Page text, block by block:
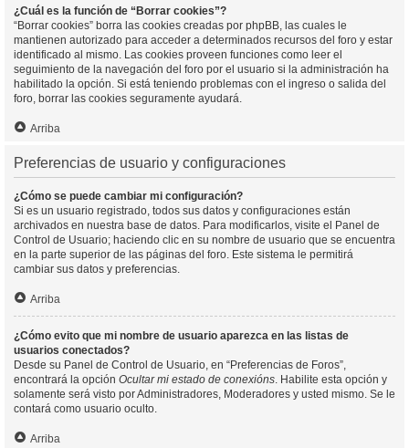
¿Cuál es la función de “Borrar cookies”?
“Borrar cookies” borra las cookies creadas por phpBB, las cuales le
mantienen autorizado para acceder a determinados recursos del foro y estar
identificado al mismo. Las cookies proveen funciones como leer el
seguimiento de la navegación del foro por el usuario si la administración ha
habilitado la opción. Si está teniendo problemas con el ingreso o salida del
foro, borrar las cookies seguramente ayudará.
Arriba
Preferencias de usuario y configuraciones
¿Cómo se puede cambiar mi configuración?
Si es un usuario registrado, todos sus datos y configuraciones están
archivados en nuestra base de datos. Para modificarlos, visite el Panel de
Control de Usuario; haciendo clic en su nombre de usuario que se encuentra
en la parte superior de las páginas del foro. Este sistema le permitirá
cambiar sus datos y preferencias.
Arriba
¿Cómo evito que mi nombre de usuario aparezca en las listas de
usuarios conectados?
Desde su Panel de Control de Usuario, en “Preferencias de Foros”,
encontrará la opción Ocultar mi estado de conexións. Habilite esta opción y
solamente será visto por Administradores, Moderadores y usted mismo. Se le
contará como usuario oculto.
Arriba